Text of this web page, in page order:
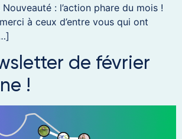
: l’action phare du mois !
à ceux d’entre vous qui ont
de février
!